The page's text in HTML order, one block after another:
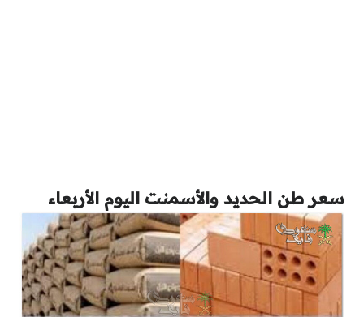
سعر طن الحديد والأسمنت اليوم الأربعاء